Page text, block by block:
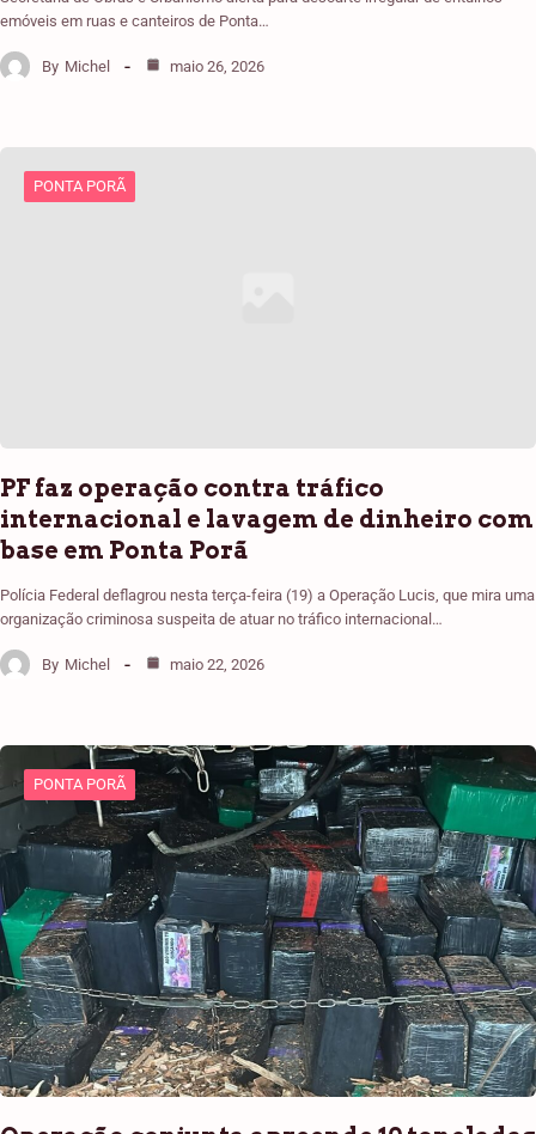
emóveis em ruas e canteiros de Ponta…
By Michel maio 26, 2026
PONTA PORÃ
PF faz operação contra tráfico
internacional e lavagem de dinheiro com
base em Ponta Porã
Polícia Federal deflagrou nesta terça-feira (19) a Operação Lucis, que mira uma
organização criminosa suspeita de atuar no tráfico internacional…
By Michel maio 22, 2026
PONTA PORÃ